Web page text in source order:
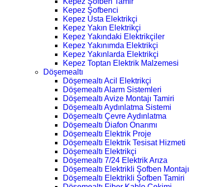
Kepez Şofbenci
Kepez Usta Elektrikçi
Kepez Yakın Elektrikçi
Kepez Yakındaki Elektrikçiler
Kepez Yakınımda Elektrikçi
Kepez Yakınlarda Elektrikçi
Kepez Toptan Elektrik Malzemesi
Döşemealtı
Döşemealtı Acil Elektrikçi
Döşemealtı Alarm Sistemleri
Döşemealtı Avize Montajı Tamiri
Döşemealtı Aydınlatma Sistemi
Döşemealtı Çevre Aydınlatma
Döşemealtı Diafon Onarımı
Döşemealtı Elektrik Proje
Döşemealtı Elektrik Tesisat Hizmeti
Döşemealtı Elektrikçi
Döşemealtı 7/24 Elektrik Arıza
Döşemealtı Elektrikli Şofben Montajı
Döşemealtı Elektrikli Şofben Tamiri